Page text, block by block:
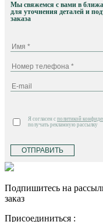
Мы свяжемся с вами в
для уточнения деталей и
заказа
Я согласен с политикой
получать рекламную рассылку
ОТПРАВИТЬ
Подпишитесь на
заказ
Присоединиться :